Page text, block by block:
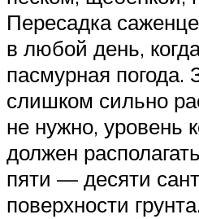
Пересадка
в любой день,
пасмурная погода.
слишком сильно
не нужно, уровень
должен
пяти — десяти
поверхности